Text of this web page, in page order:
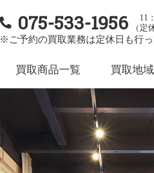
075-533-1956
11
（定
※ご予約の買取業務は定休日も行っ
買取商品一覧 買取地域